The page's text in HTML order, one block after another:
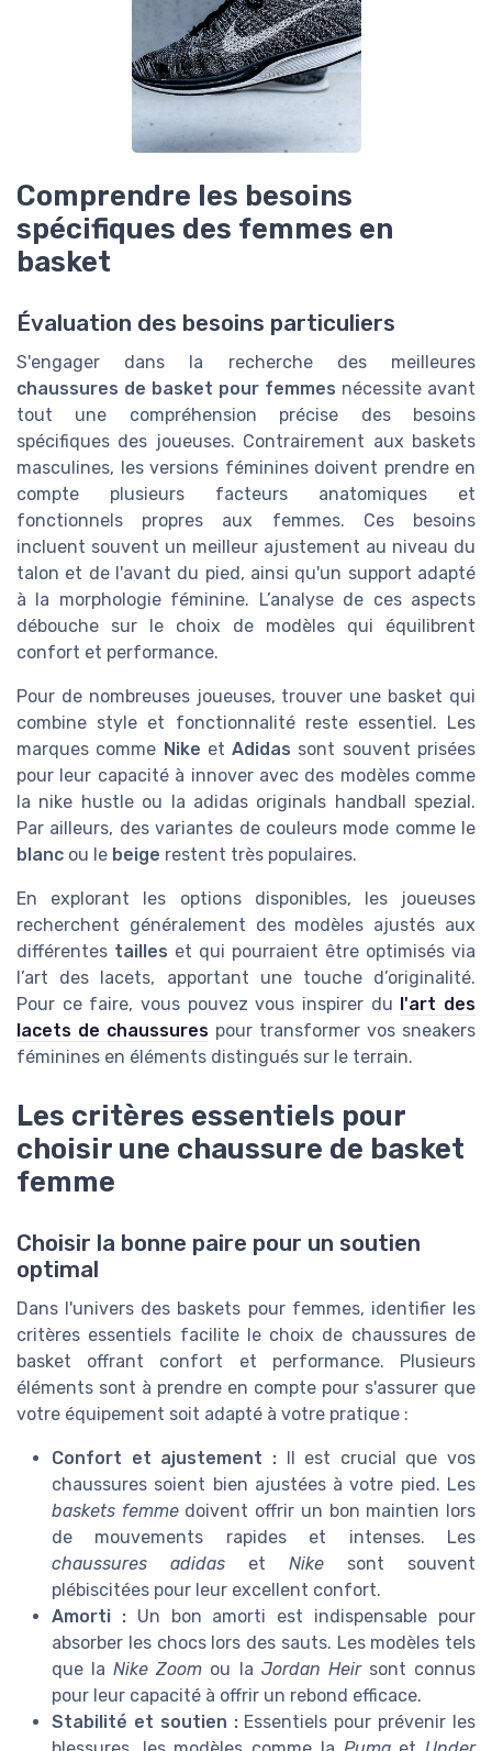
Comprendre les besoins
spécifiques des femmes en
basket
Évaluation des besoins particuliers
S'engager dans la recherche des meilleures
chaussures de basket pour femmes nécessite avant
tout une compréhension précise des besoins
spécifiques des joueuses. Contrairement aux baskets
masculines, les versions féminines doivent prendre en
compte plusieurs facteurs anatomiques et
fonctionnels propres aux femmes. Ces besoins
incluent souvent un meilleur ajustement au niveau du
talon et de l'avant du pied, ainsi qu'un support adapté
à la morphologie féminine. L’analyse de ces aspects
débouche sur le choix de modèles qui équilibrent
confort et performance.
Pour de nombreuses joueuses, trouver une basket qui
combine style et fonctionnalité reste essentiel. Les
marques comme Nike etAdidas sont souvent prisées
pour leur capacité à innover avec des modèles comme
la nike hustleou la adidas originals handball spezial.
Par ailleurs, des variantes de couleurs mode comme le
blanc ou le beige restent très populaires.
En explorant les options disponibles, les joueuses
recherchent généralement des modèles ajustés aux
différentes tailles et qui pourraient être optimisés via
l’art des lacets, apportant une touche d’originalité.
Pour ce faire, vous pouvez vous inspirer du l'art des
lacets de chaussures pour transformer vos sneakers
féminines en éléments distingués sur le terrain.
Les critères essentiels pour
choisir une chaussure de basket
femme
Choisir la bonne paire pour un soutien
optimal
Dans l'univers des baskets pour femmes, identifier les
critères essentiels facilite le choix de chaussures de
basket offrant confort et performance. Plusieurs
éléments sont à prendre en compte pour s'assurer que
votre équipement soit adapté à votre pratique :
Confort et ajustement :Il est crucial que vos
chaussures soient bien ajustées à votre pied. Les
baskets femmedoivent offrir un bon maintien lors
de mouvements rapides et intenses. Les
chaussures adidas et Nike sont souvent
plébiscitées pour leur excellent confort.
Amorti :Un bon amorti est indispensable pour
absorber les chocs lors des sauts. Les modèles tels
que laNike Zoom ou la Jordan Heirsont connus
pour leur capacité à offrir un rebond efficace.
Stabilité et soutien :Essentiels pour prévenir les